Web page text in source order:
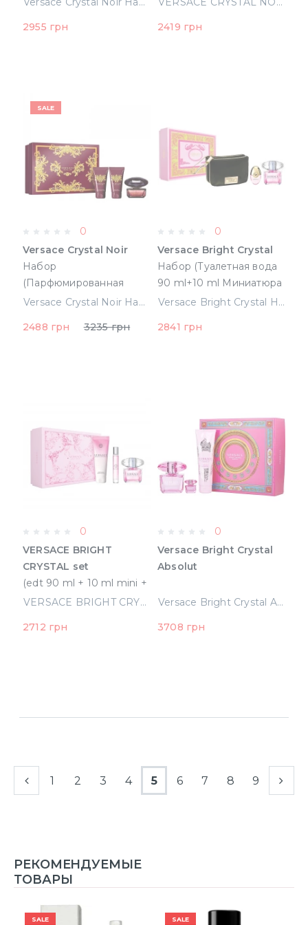
Туалетная вода 10 ml)
2955 грн
(8011003854400)
2419 грн
SALE
0
Versace Crystal Noir
Набор
(Парфюмированная
вода 50 ml + 50 ml Гель
Лосьон для тела)
Versace Crystal Noir Набор (Парфюмированная вода 50 ml + 50 ml Гель для душа + 50 ml Лосьон для тела)
2488 грн
3235 грн
0
Versace Bright Crystal
Набор (Туалетная вода
90 ml+10 ml Миниатюра
+ Косметичка)
Versace Bright Crystal Набор (Туалетная вода 90 ml+10 ml Миниатюра + Косметичка)
2841 грн
0
VERSACE BRIGHT
CRYSTAL set
(edt 90 ml + 10 ml mini +
150 b\l) (L)
VERSACE BRIGHT CRYSTAL set (edt 90 ml + 10 ml mini + 150 b\l) (L)
2712 грн
0
Versace Bright Crystal
Absolut
Versace Bright Crystal Absolut
3708 грн
1 2 3 4 5 6 7 8 9
РЕКОМЕНДУЕМЫЕ
ТОВАРЫ
SALE SALE